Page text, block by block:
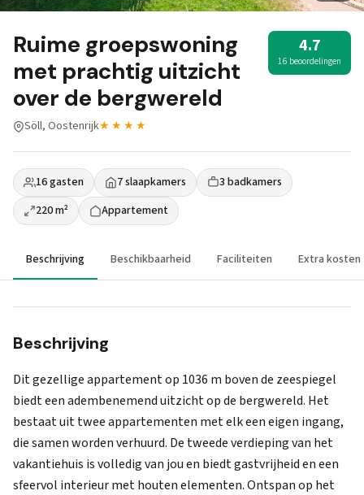
Ruime groepswoning
met prachtig uitzicht
over de bergwereld
4.7
16 beoordelingen
Söll, Oostenrijk★★★★
16 gasten 7 slaapkamers
3 badkamers
220 m²
Appartement
Beschrijving Beschikbaarheid Faciliteiten Extra kosten
Beschrijving
Dit gezellige appartement op 1036 m boven de zeespiegel
biedt een adembenemend uitzicht op de bergwereld. Het
bestaat uit twee appartementen met elk een eigen ingang,
die samen worden verhuurd. De tweede verdieping van het
vakantiehuis is volledig van jou en biedt gastvrijheid en een
sfeervol interieur met houten elementen. Ontspan op het